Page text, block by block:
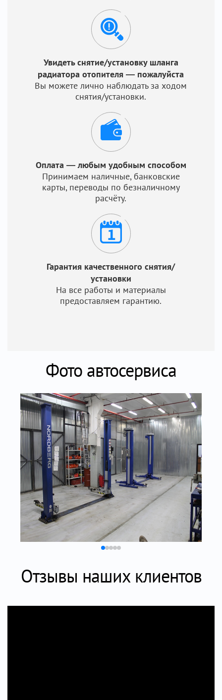
Увидеть снятие/установку шланга
радиатора отопителя — пожалуйста
Вы можете лично наблюдать за ходом
снятия/установки.
Оплата — любым удобным способом
Принимаем наличные, банковские
карты, переводы по безналичному
расчёту.
Гарантия качественного снятия/
установки
На все работы и материалы
предоставляем гарантию.
Фото автосервиса
Отзывы наших клиентов